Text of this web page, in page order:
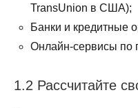
TransUnion в США);
Банки и кредитные
Онлайн-сервисы по
1.2 Рассчитайте